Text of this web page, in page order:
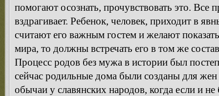
помогают осознать, прочувствовать это. Все
вздрагивает. Ребенок, человек, приходит в
считают его важным гостем и желают
мира, то должны встречать его в том же
Процесс родов без мужа в истории был
сейчас родильные дома были созданы для
обычаи у славянских народов, когда если и